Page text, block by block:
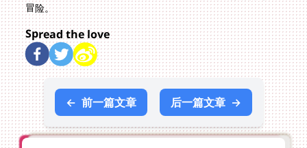
冒险。
Spread the love
← 前一篇文章 后一篇文章 →